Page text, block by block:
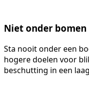
Niet onder bomen
Sta nooit onder een
hogere doelen voor
beschutting in een